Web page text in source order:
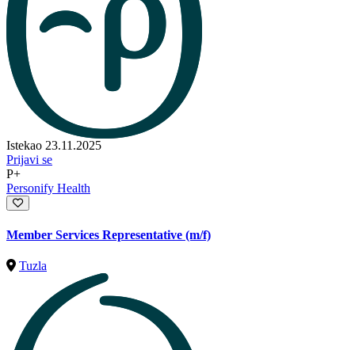
Istekao 23.11.2025
Prijavi se
P+
Personify Health
Member Services Representative (m/f)
Tuzla